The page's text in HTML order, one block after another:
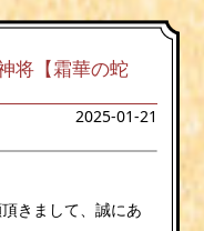
将【霜華の蛇
2025-01-21
きまして、誠にあ